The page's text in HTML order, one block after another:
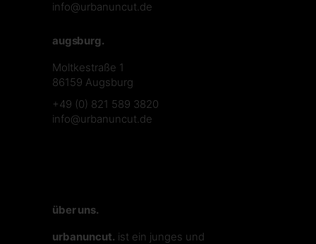
info@urbanuncut.de
augsburg.
Moltkestraße 1
86159 Augsburg
+49 (0) 821 589 3820
info@urbanuncut.de
über uns.
urbanuncut. ist ein junges und